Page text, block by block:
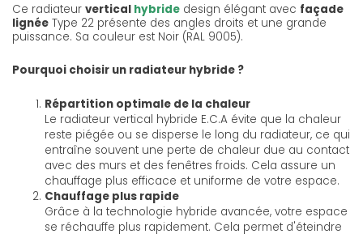
Ce radiateur vertical hybride design élégant avec façade
lignée Type 22 présente des angles droits et une grande
puissance. Sa couleur est Noir (RAL 9005).
Pourquoi choisir un radiateur hybride ?
Répartition optimale de la chaleur
Le radiateur vertical hybride E.C.A évite que la chaleur
reste piégée ou se disperse le long du radiateur, ce qui
entraîne souvent une perte de chaleur due au contact
avec des murs et des fenêtres froids. Cela assure un
chauffage plus efficace et uniforme de votre espace.
Chauffage plus rapide
Grâce à la technologie hybride avancée, votre espace
se réchauffe plus rapidement. Cela permet d'éteindre